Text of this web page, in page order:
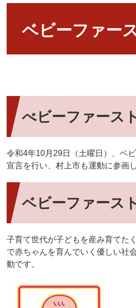
ベビーファー
べビーファース
令和4年10月29日（土曜日）、ベ
宣言を行い、村上市も運動に参画
ベビーファース
子育て世代が子どもを産み育てた
で赤ちゃんを育んでいく優しい社
動です。